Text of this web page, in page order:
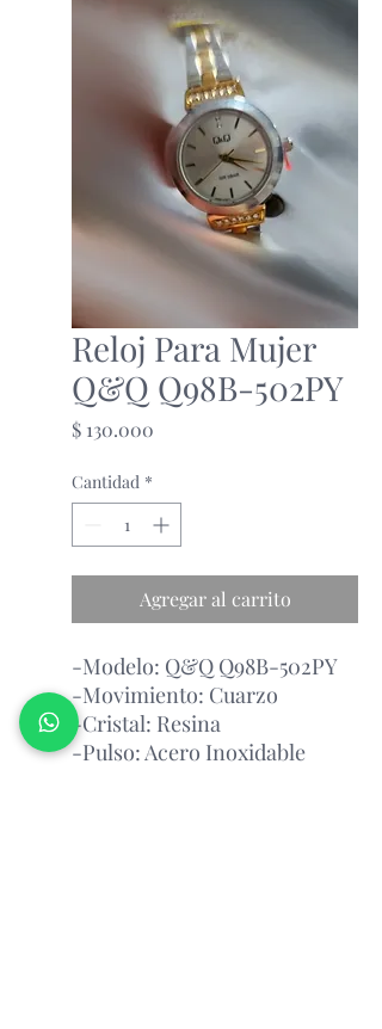
Reloj Para Mujer
Q&Q Q98B-502PY
$ 130.000
Cantidad *
Agregar al carrito
-Modelo: Q&Q Q98B-502PY
-Movimiento: Cuarzo
-Cristal: Resina
-Pulso: Acero Inoxidable